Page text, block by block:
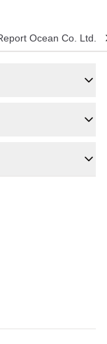
Ocean Co. Ltd.